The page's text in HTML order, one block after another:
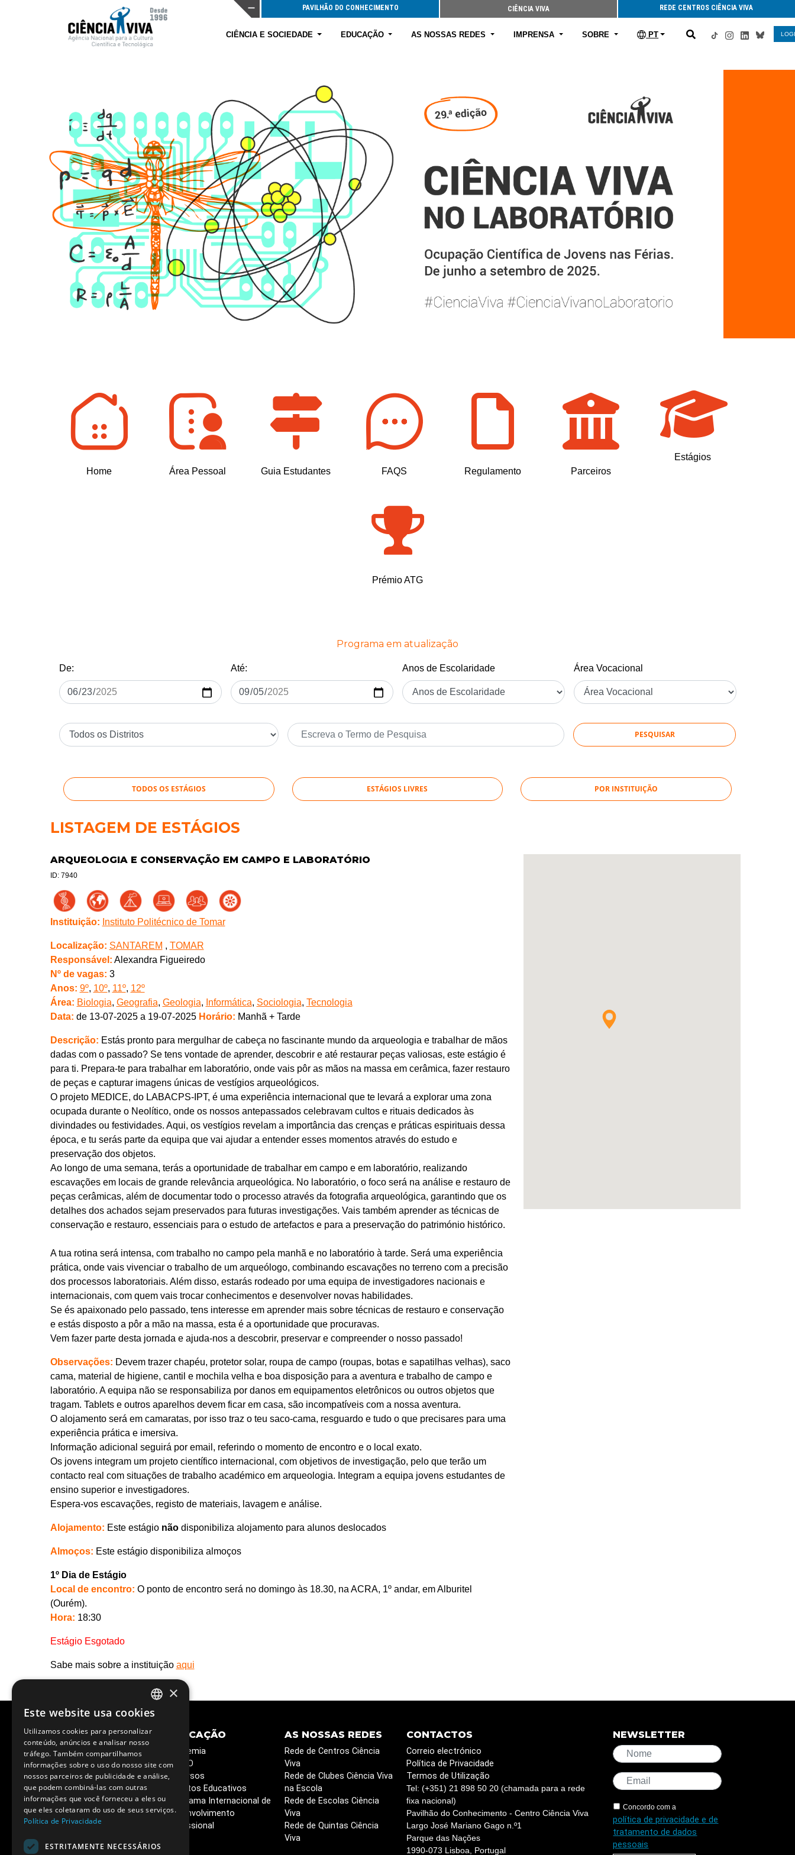
PAVILHÃO DO CONHECIMENTO CIÊNCIA VIVA REDE CENTROS CIÊNCIA VIVA
CIÊNCIA E SOCIEDADE EDUCAÇÃO AS NOSSAS REDES IMPRENSA SOBRE PT
Home Área Pessoal Guia Estudantes FAQS Regulamento Parceiros
Estágios
Prémio ATG
Programa em atualização
De: Até: Anos de Escolaridade Área Vocacional
TODOS OS ESTÁGIOS ESTÁGIOS LIVRES POR INSTITUIÇÃO
LISTAGEM DE ESTÁGIOS
ARQUEOLOGIA E CONSERVAÇÃO EM CAMPO E LABORATÓRIO
ID: 7940
Instituição: Instituto Politécnico de Tomar
Localização: SANTAREM , TOMAR
Responsável: Alexandra Figueiredo
Nº de vagas: 3
Anos: 9º, 10º, 11º, 12º
Área: Biologia, Geografia, Geologia, Informática, Sociologia, Tecnologia
Data: de 13-07-2025 a 19-07-2025 Horário: Manhã + Tarde
Descrição: Estás pronto para mergulhar de cabeça no fascinante mundo da arqueologia e trabalhar de mãos
dadas com o passado? Se tens vontade de aprender, descobrir e até restaurar peças valiosas, este estágio é
para ti. Prepara-te para trabalhar em laboratório, onde vais pôr as mãos na massa em cerâmica, fazer restauro
de peças e capturar imagens únicas de vestígios arqueológicos.
O projeto MEDICE, do LABACPS-IPT, é uma experiência internacional que te levará a explorar uma zona
ocupada durante o Neolítico, onde os nossos antepassados celebravam cultos e rituais dedicados às
divindades ou festividades. Aqui, os vestígios revelam a importância das crenças e práticas espirituais dessa
época, e tu serás parte da equipa que vai ajudar a entender esses momentos através do estudo e
preservação dos objetos.
Ao longo de uma semana, terás a oportunidade de trabalhar em campo e em laboratório, realizando
escavações em locais de grande relevância arqueológica. No laboratório, o foco será na análise e restauro de
peças cerâmicas, além de documentar todo o processo através da fotografia arqueológica, garantindo que os
detalhes dos achados sejam preservados para futuras investigações. Vais também aprender as técnicas de
conservação e restauro, essenciais para o estudo de artefactos e para a preservação do património histórico.
A tua rotina será intensa, com trabalho no campo pela manhã e no laboratório à tarde. Será uma experiência
prática, onde vais vivenciar o trabalho de um arqueólogo, combinando escavações no terreno com a precisão
dos processos laboratoriais. Além disso, estarás rodeado por uma equipa de investigadores nacionais e
internacionais, com quem vais trocar conhecimentos e desenvolver novas habilidades.
Se és apaixonado pelo passado, tens interesse em aprender mais sobre técnicas de restauro e conservação
e estás disposto a pôr a mão na massa, esta é a oportunidade que procuravas.
Vem fazer parte desta jornada e ajuda-nos a descobrir, preservar e compreender o nosso passado!
Observações: Devem trazer chapéu, protetor solar, roupa de campo (roupas, botas e sapatilhas velhas), saco
cama, material de higiene, cantil e mochila velha e boa disposição para a aventura e trabalho de campo e
laboratório. A equipa não se responsabiliza por danos em equipamentos eletrônicos ou outros objetos que
tragam. Tablets e outros aparelhos devem ficar em casa, são incompatíveis com a nossa aventura.
O alojamento será em camaratas, por isso traz o teu saco-cama, resguardo e tudo o que precisares para uma
experiência prática e imersiva.
Informação adicional seguirá por email, referindo o momento de encontro e o local exato.
Os jovens integram um projeto científico internacional, com objetivos de investigação, pelo que terão um
contacto real com situações de trabalho académico em arqueologia. Integram a equipa jovens estudantes de
ensino superior e investigadores.
Espera-vos escavações, registo de materiais, lavagem e análise.
Alojamento: Este estágio nãodisponibiliza alojamento para alunos deslocados
Almoços: Este estágio disponibiliza almoços
1º Dia de Estágio
Local de encontro: O ponto de encontro será no domingo às 18.30, na ACRA, 1º andar, em Alburitel
(Ourém).
Hora: 18:30
Estágio Esgotado
Sabe mais sobre a instituição aqui
CIÊNCIA E
SOCIEDADE
Semana C&T
Circuitos Ciência Viva
Ciência Viva em Casa
Livros que queremos ler
Café de Ciência
Vacinas - o poder da
EDUCAÇÃO
Academia
ESERO
Recursos
Projetos Educativos
Programa Internacional de
Desenvolvimento
Profissional
AS NOSSAS REDES
Rede de Centros Ciência
Viva
Rede de Clubes Ciência Viva
na Escola
Rede de Escolas Ciência
Viva
Rede de Quintas Ciência
Viva
CONTACTOS
Correio electrónico
Política de Privacidade
Termos de Utilização
Tel: (+351) 21 898 50 20 (chamada para a rede
fixa nacional)
Pavilhão do Conhecimento - Centro Ciência Viva
Largo José Mariano Gago n.º1
Parque das Nações
1990-073 Lisboa, Portugal
NEWSLETTER
Concordo com a
política de privacidade e de
tratamento de dados
pessoais
PORTUGUESE
ENGLISH
×
Este website usa cookies
Utilizamos cookies para personalizar
conteúdo, anúncios e analisar nosso
tráfego. Também compartilhamos
informações sobre o uso do nosso site com
nossos parceiros de publicidade e análise,
que podem combiná-las com outras
informações que você forneceu a eles ou
que eles coletaram do uso de seus serviços.
Política de Privacidade
ESTRITAMENTE NECESSÁRIOS